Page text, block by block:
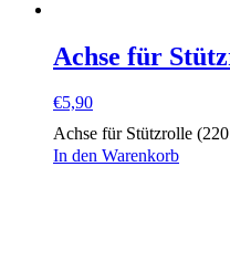
Achse für
€5,90
Achse für Stützrolle
In den Warenkorb